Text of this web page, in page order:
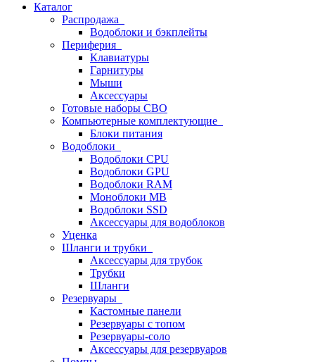
Каталог
Распродажа
Водоблоки и бэкплейты
Периферия
Клавиатуры
Гарнитуры
Мыши
Аксессуары
Готовые наборы СВО
Компьютерные комплектующие
Блоки питания
Водоблоки
Водоблоки CPU
Водоблоки GPU
Водоблоки RAM
Моноблоки MB
Водоблоки SSD
Аксессуары для водоблоков
Уценка
Шланги и трубки
Аксессуары для трубок
Трубки
Шланги
Резервуары
Кастомные панели
Резервуары с топом
Резервуары-соло
Аксессуары для резервуаров